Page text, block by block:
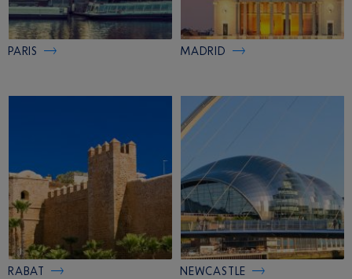
PARIS MADRID
RABAT NEWCASTLE